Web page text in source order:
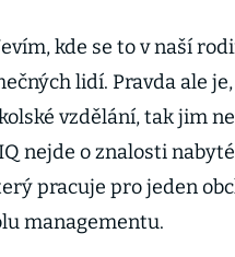
kde se to v naší
lidí. Pravda ale
vzdělání, tak jim
nejde o znalosti
pracuje pro jeden
managementu.